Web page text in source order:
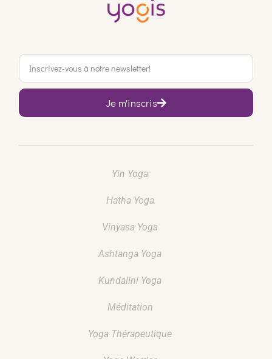
Je m'inscris
Yin Yoga
Hatha Yoga
Vinyasa Yoga
Ashtanga Yoga
Kundalini Yoga
Méditation
Yoga Thérapeutique